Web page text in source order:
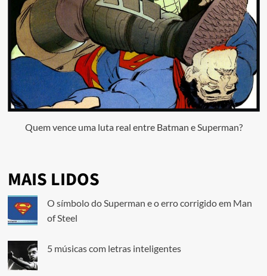
Quem vence uma luta real entre Batman e Superman?
MAIS LIDOS
O símbolo do Superman e o erro corrigido em Man
of Steel
5 músicas com letras inteligentes